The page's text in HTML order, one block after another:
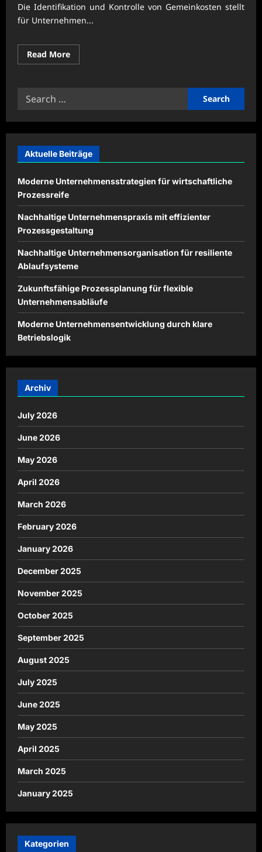
Die Identifikation und Kontrolle von Gemeinkosten stellt
für Unternehmen...
Read MoreRead
more
Gemeinkosten
Search
Aktuelle Beiträge
Moderne Unternehmensstrategien für wirtschaftliche
Prozessreife
Nachhaltige Unternehmenspraxis mit effizienter
Prozessgestaltung
Nachhaltige Unternehmensorganisation für resiliente
Ablaufsysteme
Zukunftsfähige Prozessplanung für flexible
Unternehmensabläufe
Moderne Unternehmensentwicklung durch klare
Betriebslogik
Archiv
July 2026
June 2026
May 2026
April 2026
March 2026
February 2026
January 2026
December 2025
November 2025
October 2025
September 2025
August 2025
July 2025
June 2025
May 2025
April 2025
March 2025
January 2025
Kategorien